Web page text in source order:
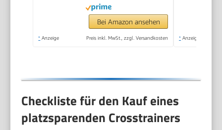
Bei Amazon ansehen
* Anzeige Preis inkl. MwSt., zzgl. Versandkosten * Anzeige
Checkliste für den Kauf eines
platzsparenden Crosstrainers